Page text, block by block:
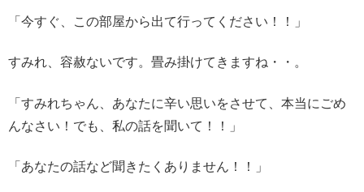
「今すぐ、この部屋から出て行ってください！！」
すみれ、容赦ないです。畳み掛けてきますね・・。
「すみれちゃん、あなたに辛い思いをさせて、本当にごめ
んなさい！でも、私の話を聞いて！！」
「あなたの話など聞きたくありません！！」